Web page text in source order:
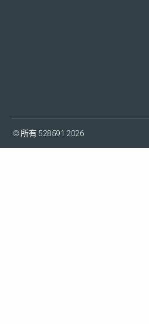
© 所有 528591 2026